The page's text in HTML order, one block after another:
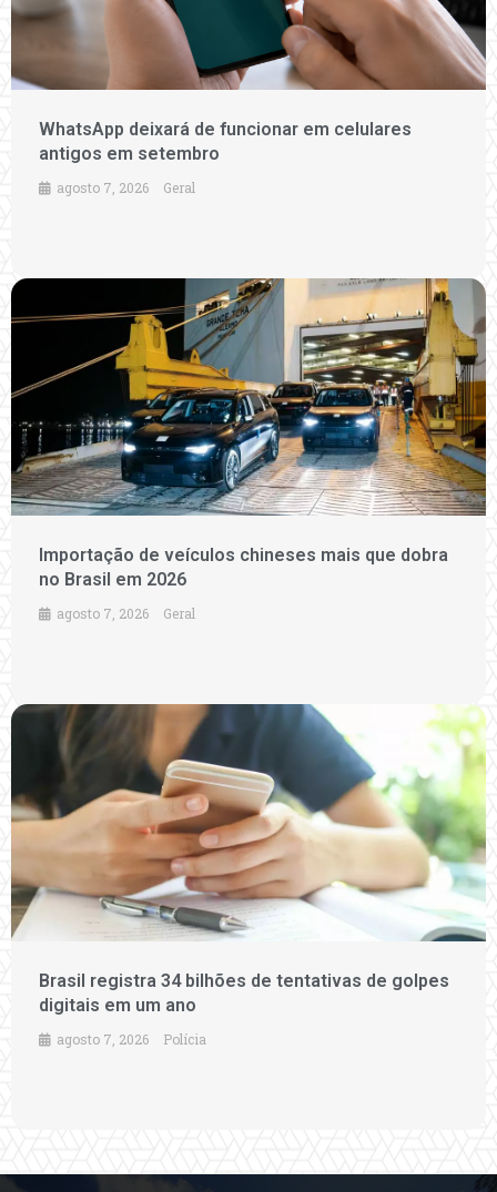
WhatsApp deixará de funcionar em celulares
antigos em setembro
agosto 7, 2026 Geral
Importação de veículos chineses mais que dobra
no Brasil em 2026
agosto 7, 2026 Geral
Brasil registra 34 bilhões de tentativas de golpes
digitais em um ano
agosto 7, 2026 Polícia